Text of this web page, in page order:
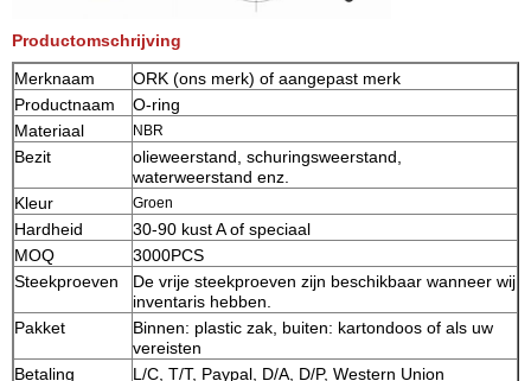
Productomschrijving
Merknaam
ORK (ons merk) of aangepast merk
Productnaam
O-ring
Materiaal
NBR
Bezit
olieweerstand, schuringsweerstand,
waterweerstand enz.
Kleur
Groen
Hardheid
30-90 kust A of speciaal
MOQ
3000PCS
Steekproeven
De vrije steekproeven zijn beschikbaar wanneer wij
inventaris hebben.
Pakket
Binnen: plastic zak, buiten: kartondoos of als uw
vereisten
Betaling
L/C, T/T, Paypal, D/A, D/P, Western Union